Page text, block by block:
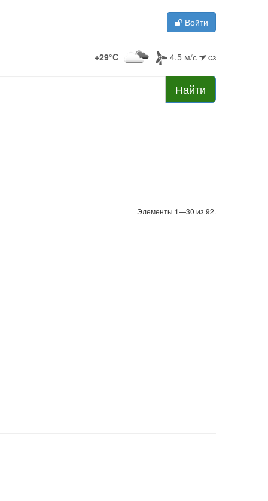
Войти
+29°C 4.5 м/с cз
Найти
Элементы 1—30 из 92.